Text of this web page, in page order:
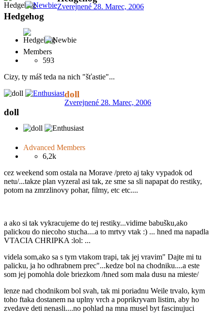
Zverejnené 28. Marec, 2006
Hedgehog
Members
593
Cizy, ty máš teda na nich "šťastie"...
doll
Zverejnené 28. Marec, 2006
doll
Advanced Members
6,2k
cez weekend som ostala na Morave /preto aj taky vypadok od
netu/...takze plan vyzeral asi tak, ze sme sa sli napapat do restiky,
potom na zmrzlinovy pohar, filmy, etc etc....
a ako si tak vykracujeme do tej restiky...vidime babušku,ako
palickou do niecoho stucha....a to mrtvy vtak :) ... hned ma napadla
VTACIA CHRIPKA :lol: ...
videla som,ako sa s tym vtakom trapi, tak jej vravim" Dajte mi tu
palicku, ja ho odhrabnem prec"...kedze bol na chodniku....a este
som jej pomohla dole briezkom /hned som mala dusu na mieste/
lenze nad chodnikom bol svah, tak mi poriadnu Weile trvalo, kym
toho ftaka dostanem na uplny vrch a poprikryvam listim, aby ho
zvedave deti nenasli....no pohlad na mna musel byt fascinujuci